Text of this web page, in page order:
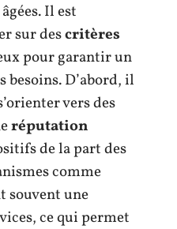
Il est
sur descritères
pour garantir un
besoins. D’abord, il
vers des
réputation
de la part des
comme
souvent une
ce qui permet